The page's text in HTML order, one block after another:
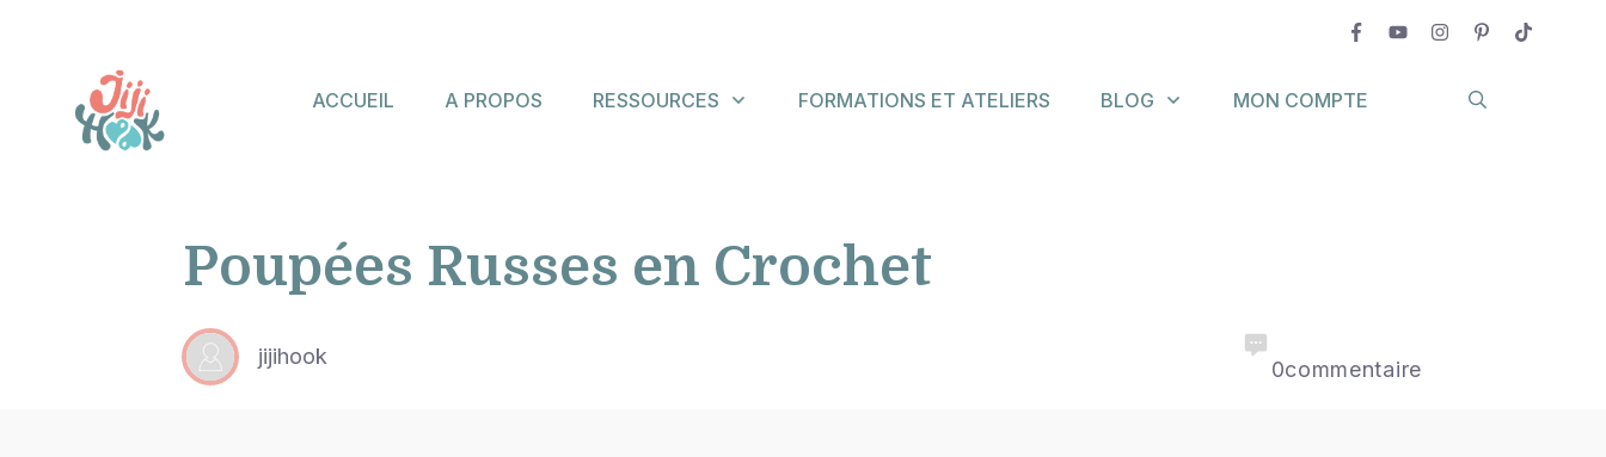
ACCUEIL A PROPOS RESSOURCES FORMATIONS ET ATELIERS BLOG MON COMPTE
Poupées Russes en Crochet
jijihook
0commentaire